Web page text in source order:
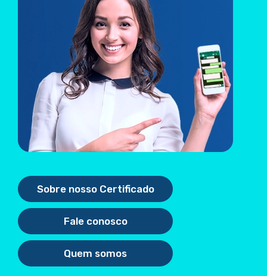
Sobre nosso Certificado
Fale conosco
Quem somos